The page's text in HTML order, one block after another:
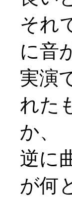
それ
に音
実演
れた
か、
逆に
が何